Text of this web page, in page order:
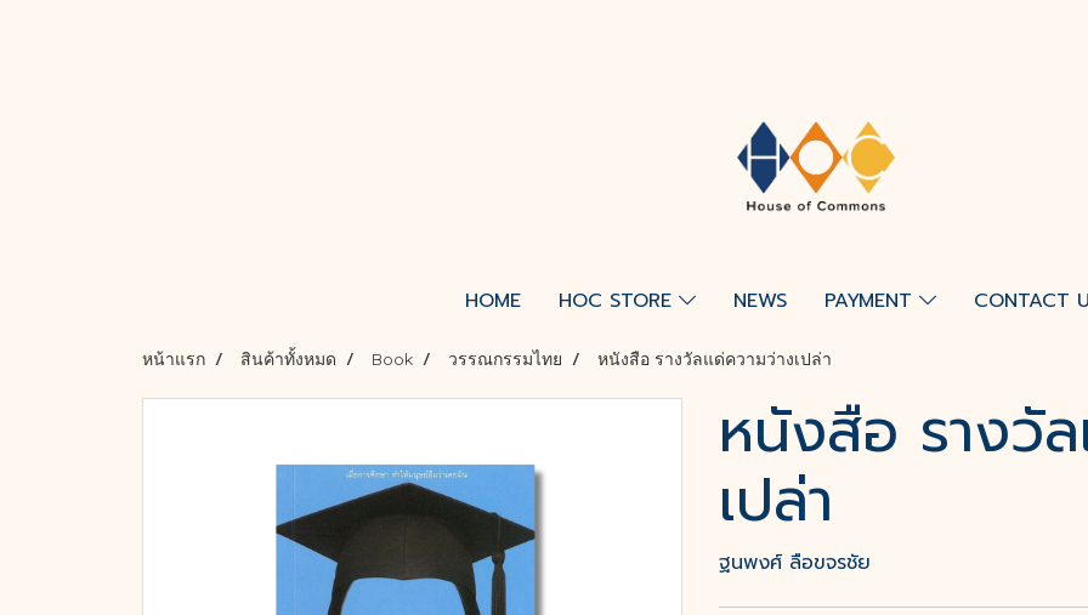
HOME HOC STORE NEWS PAYMENT CONTACT
หน้าแรก สินค้าทั้งหมด Book วรรณกรรมไทย หนังสือ รางวัลแด่ความว่างเปล่า
หนังสือ รางวั
เปล่า
ฐนพงศ์ ลือขจรชัย